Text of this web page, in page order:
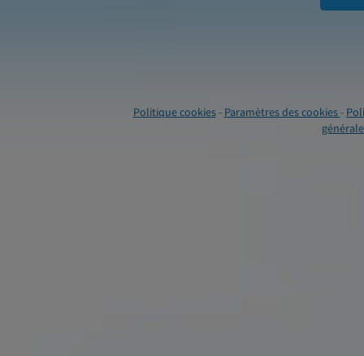
Politique cookies- Paramètres des cookies-